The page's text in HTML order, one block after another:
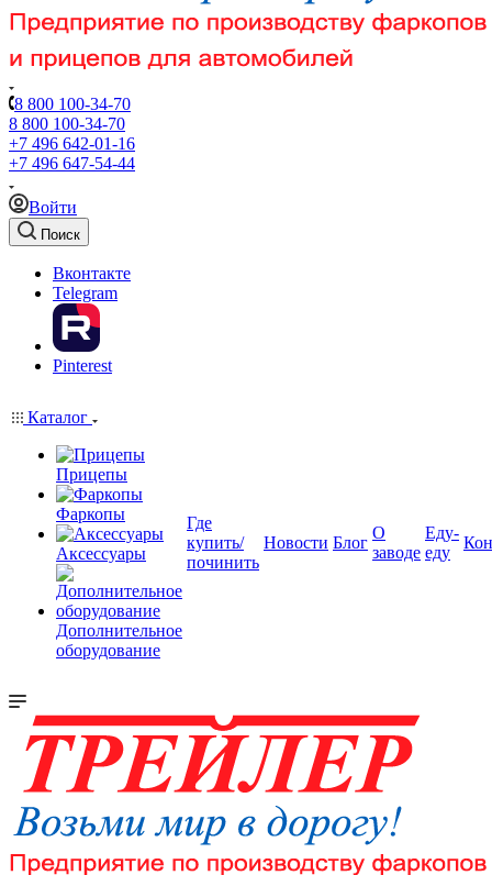
8 800 100-34-70
8 800 100-34-70
+7 496 642-01-16
+7 496 647-54-44
Войти
Поиск
Вконтакте
Telegram
Pinterest
Каталог
Прицепы
Фаркопы
Аксессуары
Дополнительное
оборудование
Где
купить/
починить
Новости Блог
О
заводе
Еду-
еду